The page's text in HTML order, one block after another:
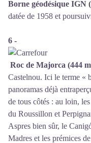
Borne géodésique IGN
datée de 1958 et
6 -
Roc de Majorca (444
Castelnou. Ici le terme «
panoramas déjà
de tous côtés : au loin,
du Roussillon et
Aspres bien sûr, le
Madres et les prémices